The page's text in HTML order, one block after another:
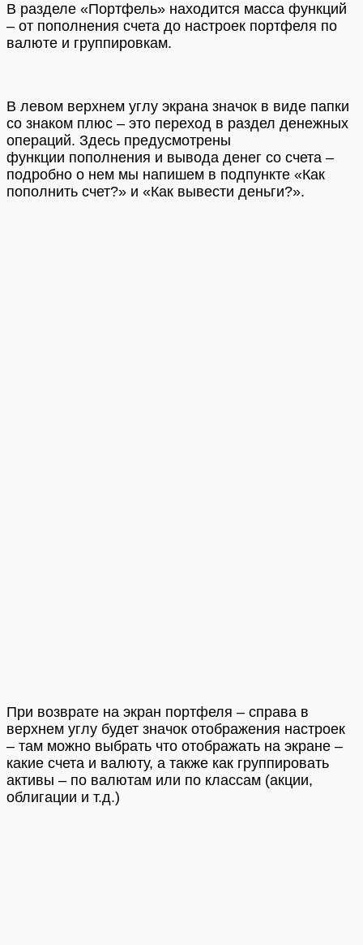
В разделе «Портфель» находится масса функций
– от пополнения счета до настроек портфеля по
валюте и группировкам.
В левом верхнем углу экрана значок в виде папки
со знаком плюс – это переход в раздел денежных
операций. Здесь предусмотрены
функции пополнения и вывода денег со счета –
подробно о нем мы напишем в подпункте «Как
пополнить счет?» и «Как вывести деньги?».
При возврате на экран портфеля – справа в
верхнем углу будет значок отображения настроек
– там можно выбрать что отображать на экране –
какие счета и валюту, а также как группировать
активы – по валютам или по классам (акции,
облигации и т.д.)